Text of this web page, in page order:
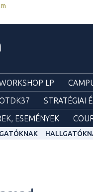
LP
STRATÉGIAI
ESEMÉNYEK